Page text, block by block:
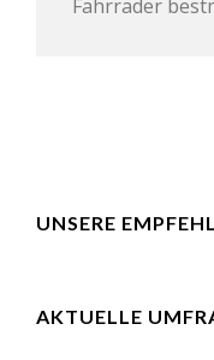
Fahrräder
UNSERE
AKTUELLE